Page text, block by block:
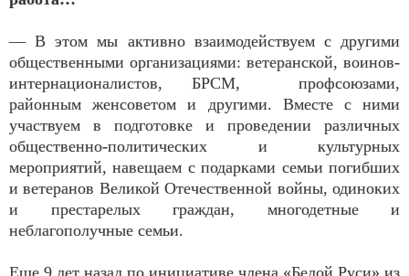
— В этом мы активно взаимодействуем с другими
общественными организациями: ветеранской, воинов-
интернационалистов, БРСМ, профсоюзами,
районным женсоветом и другими. Вместе с ними
участвуем в подготовке и проведении различных
общественно-политических и культурных
мероприятий, навещаем с подарками семьи погибших
и ветеранов Великой Отечественной войны, одиноких
и престарелых граждан, многодетные и
неблагополучные семьи.
Еще 9 лет назад по инициативе члена «Белой Руси» из